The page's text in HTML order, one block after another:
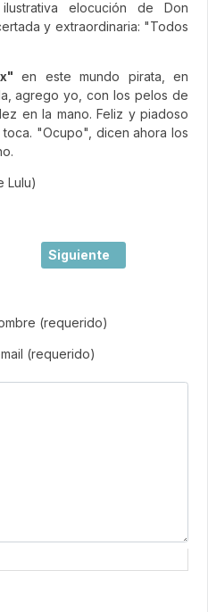
elocución de Don
y extraordinaria: "Todos
en este mundo pirata, en
agrego yo, con los pelos de
en la mano. Feliz y piadoso
"Ocupo", dicen ahora los
Lulu)
el horno de leña más
Artículo siguiente: Los
Siguiente
(requerido)
(requerido)